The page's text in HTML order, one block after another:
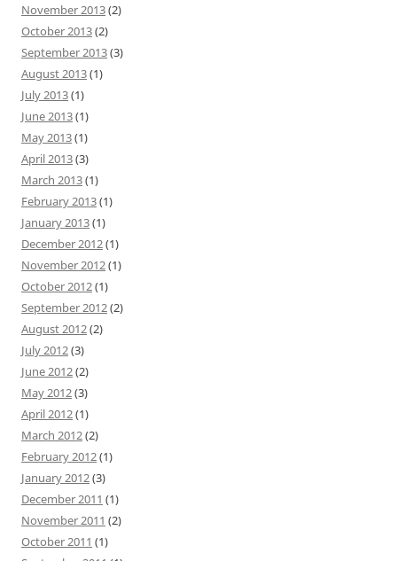
November 2013(2)
October 2013(2)
September 2013(3)
August 2013(1)
July 2013(1)
June 2013(1)
May 2013(1)
April 2013(3)
March 2013(1)
February 2013(1)
January 2013(1)
December 2012(1)
November 2012(1)
October 2012(1)
September 2012(2)
August 2012(2)
July 2012(3)
June 2012(2)
May 2012(3)
April 2012(1)
March 2012(2)
February 2012(1)
January 2012(3)
December 2011 (1)
November 2011 (2)
October 2011 (1)